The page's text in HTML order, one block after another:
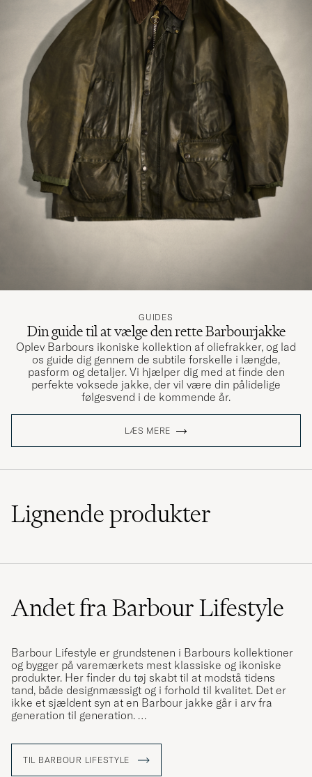
JENS T KØBTE PÅ CAREOFCARL.SE
Precis en sån hätta som jag behövde till min
nya jacka, den passar perfekt! Snabb
leverans 😊
MARIE L KØBTE PÅ CAREOFCARL.SE
Passar på jackan perfekt. Tyvärr är själva
huvan ganska trång i modellen. Blir trångt om
man bär keps eller liknande. Snabbt och fint
Flott kvalitet på hood og god olje til
impregnering 👌🏼
SØLVI IREN U KØBTE PÅ CAREOFCARL.NO
Jeg kan godt lige produkterne jeg elsker dem
Jeg kan godt lige produkterne jeg elsker dem
tak
Topp, er så glad for å finne hette til min
yndlingsjakke
Snabb och bra leverans. Tyvärr stämde inte
färgen på kapuschongen med jackan som
redan fanns så det fick bli retur.
SOLVEIG S KØBTE PÅ CAREOFCARL.SE
GUIDES
Din guide til at vælge den rette Barbourjakke
Oplev Barbours ikoniske kollektion af oliefrakker, og lad
os guide dig gennem de subtile forskelle i længde,
pasform og detaljer. Vi hjælper dig med at finde den
perfekte voksede jakke, der vil være din pålidelige
følgesvend i de kommende år.
LÆS MERE
Lignendeprodukter
Andet fra Barbour Lifestyle
Barbour Lifestyle er grundstenen i Barbours kollektioner
og bygger på varemærkets mest klassiske og ikoniske
produkter. Her finder du tøj skabt til at modstå tidens
tand, både designmæssigt og i forhold til kvalitet. Det er
ikke et sjældent syn at en Barbour jakke går i arv fra
generation til generation.
I kollektionen finder du blandt andet Barbours klassiske
passer ind, uanset hvor du er eller hvad du laver, om du er
TIL BARBOUR LIFESTYLE